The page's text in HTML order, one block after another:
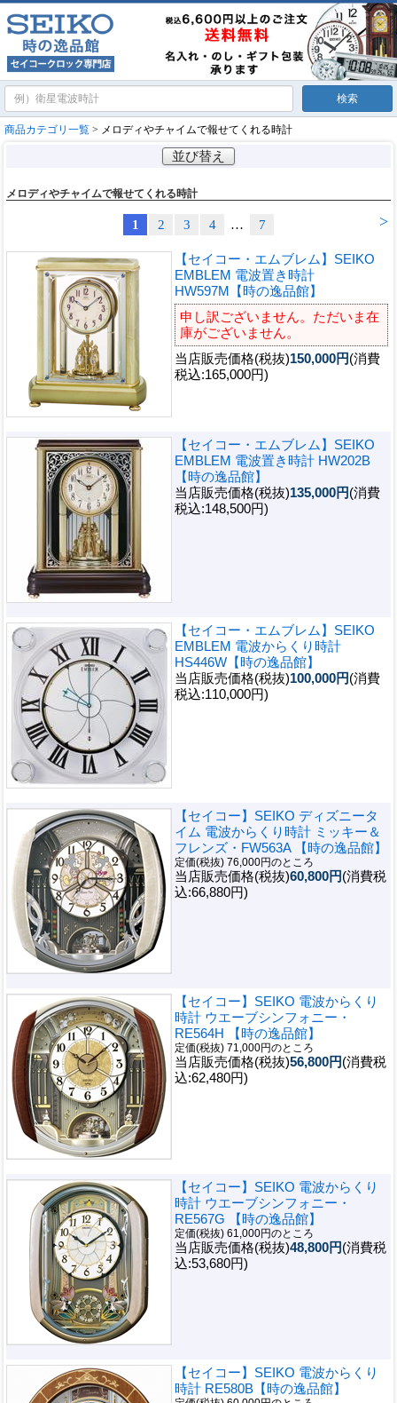
商品カテゴリ一覧 > メロディやチャイムで報せてくれる時計
並び替え
メロディやチャイムで報せてくれる時計
>
1 2 3 4 … 7
【セイコー・エムブレム】SEIKO
EMBLEM 電波置き時計
HW597M【時の逸品館】
申し訳ございません。ただいま在
庫がございません。
当店販売価格(税抜)150,000円(消費
税込:165,000円)
【セイコー・エムブレム】SEIKO
EMBLEM 電波置き時計 HW202B
【時の逸品館】
当店販売価格(税抜)135,000円(消費
税込:148,500円)
【セイコー・エムブレム】SEIKO
EMBLEM 電波からくり時計
HS446W【時の逸品館】
当店販売価格(税抜)100,000円(消費
税込:110,000円)
【セイコー】SEIKO ディズニータ
イム 電波からくり時計 ミッキー＆
フレンズ・FW563A 【時の逸品館】
定価(税抜) 76,000円のところ
当店販売価格(税抜)60,800円(消費税
込:66,880円)
【セイコー】SEIKO 電波からくり
時計 ウエーブシンフォニー・
RE564H 【時の逸品館】
定価(税抜) 71,000円のところ
当店販売価格(税抜)56,800円(消費税
込:62,480円)
【セイコー】SEIKO 電波からくり
時計 ウエーブシンフォニー・
RE567G 【時の逸品館】
定価(税抜) 61,000円のところ
当店販売価格(税抜)48,800円(消費税
込:53,680円)
【セイコー】SEIKO 電波からくり
時計 RE580B【時の逸品館】